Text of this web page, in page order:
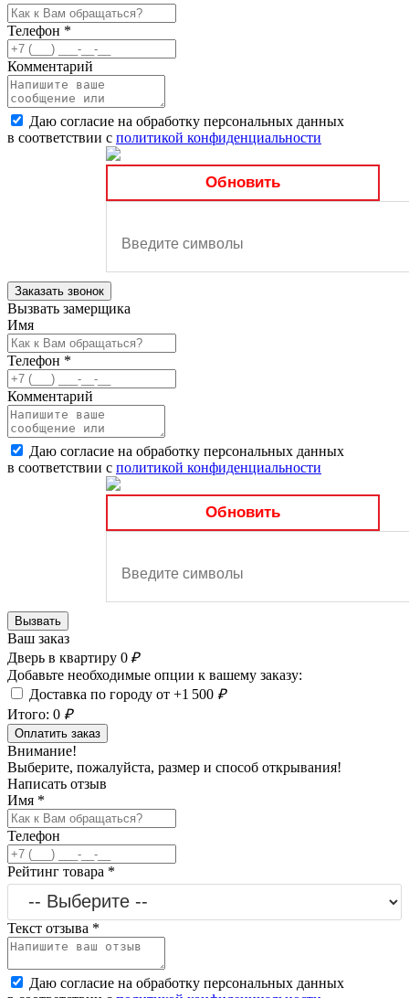
Телефон *
Комментарий
Даю согласие на обработку персональных данных
в соответствии с политикой конфиденциальности
Обновить
Заказать звонок
Вызвать замерщика
Имя
Телефон *
Комментарий
Даю согласие на обработку персональных данных
в соответствии с политикой конфиденциальности
Обновить
Вызвать
Ваш заказ
Дверь в квартиру 0₽
Добавьте необходимые опции к вашему заказу:
Доставка по городу от +1 500 ₽
Итого: 0 ₽
Оплатить заказ
Внимание!
Выберите, пожалуйста, размер и способ открывания!
Написать отзыв
Имя *
Телефон
Рейтинг товара *
Текст отзыва *
Даю согласие на обработку персональных данных